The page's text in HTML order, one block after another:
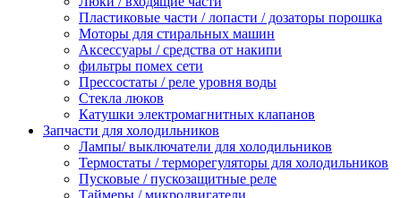
Пластиковые части / лопасти / дозаторы порошка
Моторы для стиральных машин
Аксессуары / средства от накипи
фильтры помех сети
Прессостаты / реле уровня воды
Стекла люков
Катушки электромагнитных клапанов
Запчасти для холодильников
Лампы/ выключатели для холодильников
Термостаты / терморегуляторы для холодильников
Пусковые / пускозащитные реле